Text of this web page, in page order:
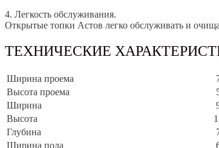
4. Легкость обслуживания.
Открытые топки Астов легко обслуживать и
ТЕХНИЧЕСКИЕ
Ширина проема
Высота проема
Ширина
Высота
Глубина
Ширина пода